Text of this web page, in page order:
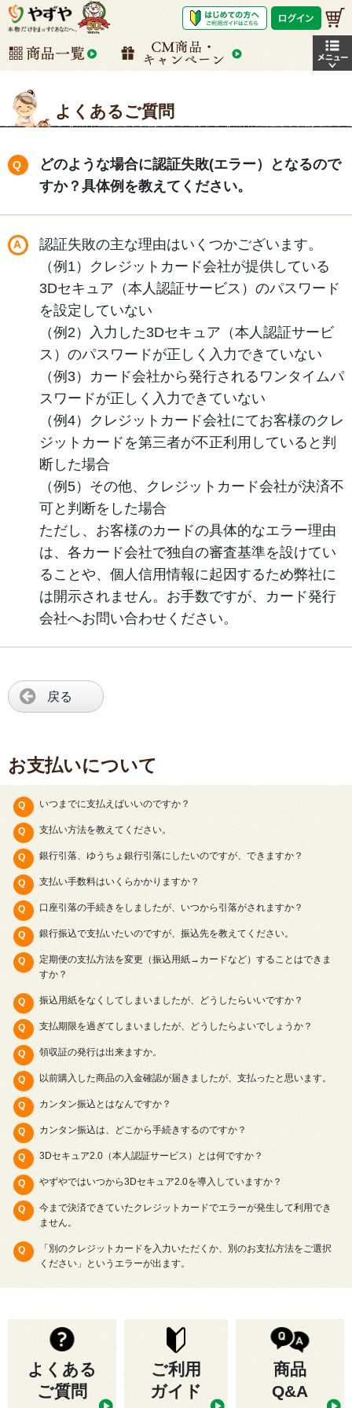
よくあるご質問
どのような場合に認証失敗(エラー）となるので
すか？具体例を教えてください。
認証失敗の主な理由はいくつかございます。
（例1）クレジットカード会社が提供している
3Dセキュア（本人認証サービス）のパスワード
を設定していない
（例2）入力した3Dセキュア（本人認証サービ
ス）のパスワードが正しく入力できていない
（例3）カード会社から発行されるワンタイムパ
スワードが正しく入力できていない
（例4）クレジットカード会社にてお客様のクレ
ジットカードを第三者が不正利用していると判
断した場合
（例5）その他、クレジットカード会社が決済不
可と判断をした場合
ただし、お客様のカードの具体的なエラー理由
は、各カード会社で独自の審査基準を設けてい
ることや、個人信用情報に起因するため弊社に
は開示されません。お手数ですが、カード発行
会社へお問い合わせください。
戻る
お支払いについて
いつまでに支払えばいいのですか？
支払い方法を教えてください。
銀行引落、ゆうちょ銀行引落にしたいのですが、できますか？
支払い手数料はいくらかかりますか？
口座引落の手続きをしましたが、いつから引落がされますか？
銀行振込で支払いたいのですが、振込先を教えてください。
定期便の支払方法を変更（振込用紙→カードなど）することはできま
すか？
振込用紙をなくしてしまいましたが、どうしたらいいですか？
支払期限を過ぎてしまいましたが、どうしたらよいでしょうか？
領収証の発行は出来ますか。
以前購入した商品の入金確認が届きましたが、支払ったと思います。
カンタン振込とはなんですか？
カンタン振込は、どこから手続きするのですか？
3Dセキュア2.0（本人認証サービス）とは何ですか？
やずやではいつから3Dセキュア2.0を導入していますか？
今まで決済できていたクレジットカードでエラーが発生して利用でき
ません。
「別のクレジットカードを入力いただくか、別のお支払方法をご選択
ください」というエラーが出ます。
よくある
ご質問
ご利用
ガイド
商品
Q&A